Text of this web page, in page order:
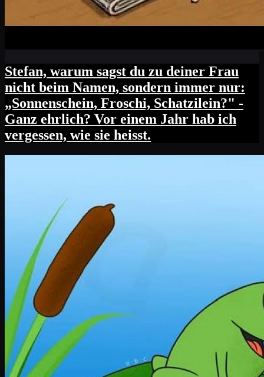
Stefan, warum sagst du zu deiner Frau
nicht beim Namen, sondern immer nur:
„Sonnenschein, Froschi, Schatzilein?" -
Ganz ehrlich? Vor einem Jahr hab ich
vergessen, wie sie heisst.